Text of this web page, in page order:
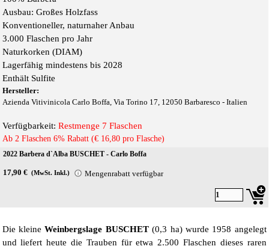
Ausbau: Großes Holzfass
Konventioneller, naturnaher Anbau
3.000 Flaschen pro Jahr
Naturkorken (DIAM)
Lagerfähig mindestens bis 2028
Enthält Sulfite
Hersteller:
Azienda Vitivinicola Carlo Boffa, Via Torino 17, 12050 Barbaresco - Italien
Verfügbarkeit: Restmenge 7 Flaschen
Ab 2 Flaschen 6% Rabatt (€ 16,80 pro Flasche)
2022 Barbera d`Alba BUSCHET - Carlo Boffa
17,90 € (MwSt. Inkl.) Mengenrabatt verfügbar
Die kleineWeinbergslage BUSCHET(0,3 ha) wurde 1958 angelegt
und liefert heute die Trauben für etwa 2.500 Flaschen dieses raren